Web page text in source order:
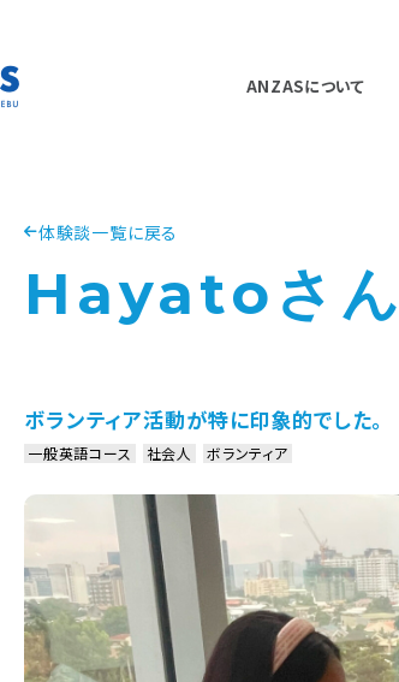
ANZASについて
体験談一覧に戻る
Hayatoさん
ボランティア活動が特に印象的でした。
一般英語コース 社会人 ボランティア